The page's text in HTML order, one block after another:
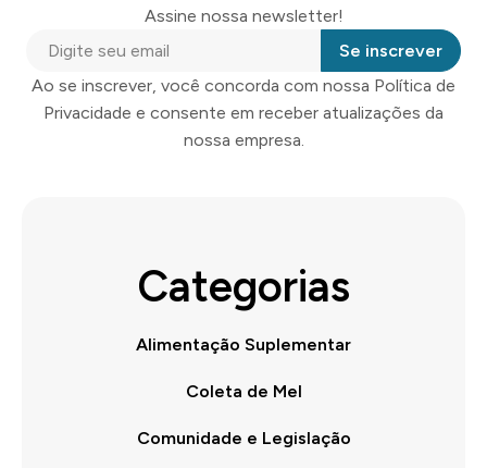
Assine nossa newsletter!
Se inscrever
Ao se inscrever, você concorda com nossa Política de
Privacidade e consente em receber atualizações da
nossa empresa.
Categorias
Alimentação Suplementar
Coleta de Mel
Comunidade e Legislação